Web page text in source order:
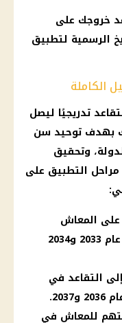
خروجك على
الرسمية لتطبيق
الكاملة
تدريجيًا ليصل
يوليو 2040، وذلك بهدف توحيد سن
وتحقيق
مراحل التطبيق على
سيخرجون على المعاش
عند سن 61 عامًا، أي بداية من عام 2033 و2034
سيُحالون إلى التقاعد في
ستتم إحالتهم للمعاش في